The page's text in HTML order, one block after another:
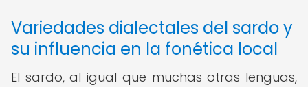
Variedades dialectales del sardo y
su influencia en la fonética local
El sardo, al igual que muchas otras lenguas,